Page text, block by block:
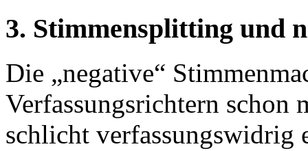
3. Stimmensplitting und
Die „negative“
Verfassungsrichtern
schlicht